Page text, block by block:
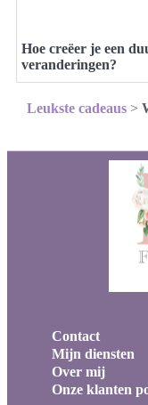
Hoe creëer je een
veranderingen?
Leukste cadeaus >
Contact
Mijn diensten
Over mij
Onze klanten